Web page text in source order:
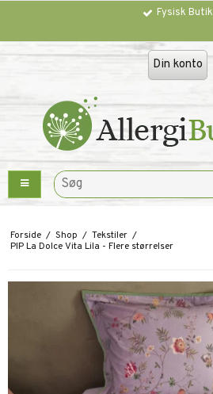
Fysisk Butik
Trustpilot
Din konto
Forside / Shop / Tekstiler /
PIP La Dolce Vita Lila - Flere størrelser